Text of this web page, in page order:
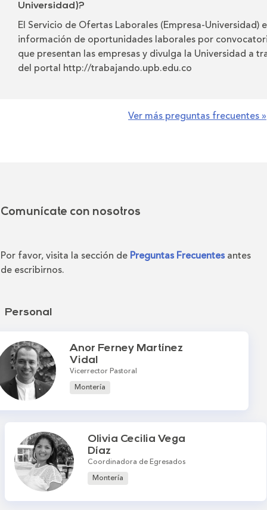
Universidad)?
El Servicio de Ofertas Laborales (Empresa-Universidad)
información de oportunidades laborales por
que presentan las empresas y divulga la Universidad a
del portal http://trabajando.upb.edu.co
Ver más preguntas frecuentes »
Comunícate con nosotros
Por favor, visita la sección de Preguntas Frecuentes antes
de escribirnos.
Personal
Anor Ferney Martínez
Vidal
Vicerrector Pastoral
Montería
Olivia Cecilia Vega
Díaz
Coordinadora de Egresados
Montería